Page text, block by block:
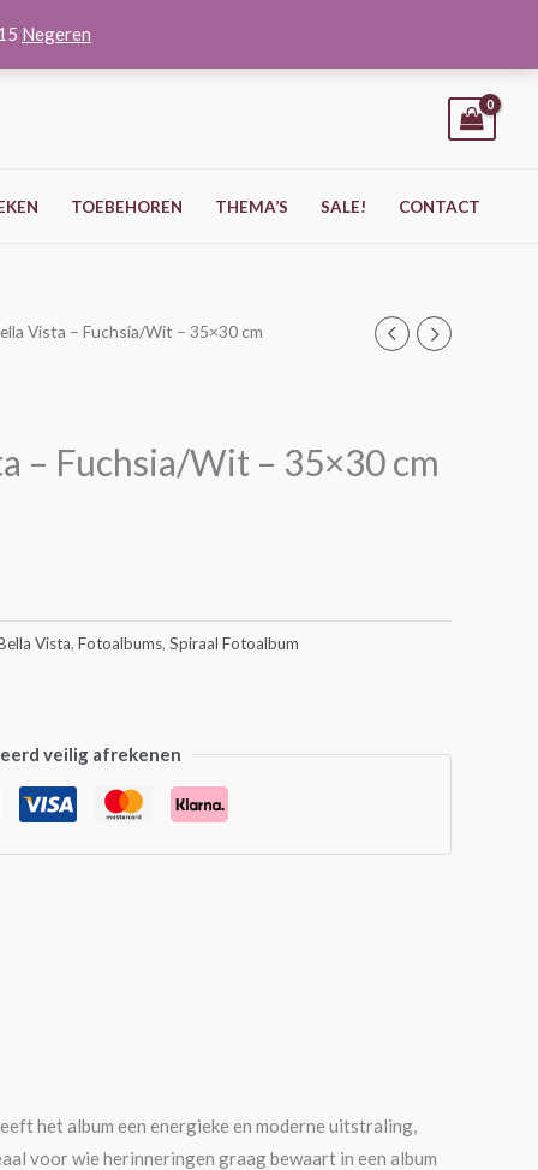
Negeren
TOEBEHOREN THEMA’S SALE! CONTACT
Vista – Fuchsia/Wit – 35×30 cm
– Fuchsia/Wit – 35×30 cm
Vista, Fotoalbums, Spiraal Fotoalbum
veilig afrekenen
het album een energieke en moderne uitstraling,
voor wie herinneringen graag bewaart in een album